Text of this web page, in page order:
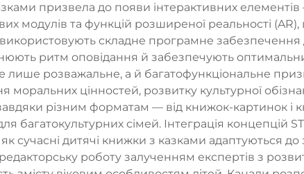
призвела до появи інтерактивних
модулів та функцій розширеної реальності
складне програмне
ритм оповідання й забезпечують
лише розважальне, а й багатофункціональне
цінностей, розвитку культурної
різним форматам — від книжок-картинок і
сімей. Інтеграція концепцій
дитячі книжки з казками адаптуються до
роботу залученням експертів з